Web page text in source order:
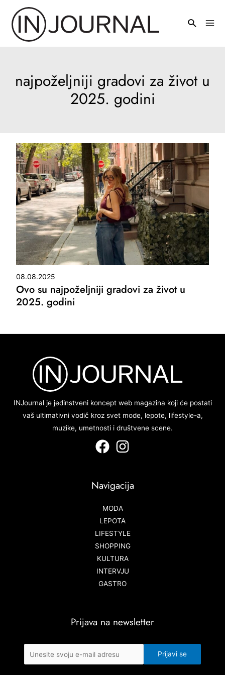
sadržaj
najpoželjniji gradovi za život u
2025. godini
08.08.2025
Ovo su najpoželjniji gradovi za život u
2025. godini
INJournal je jedinstveni koncept web magazina koji će postati
vaš ultimativni vodič kroz svet mode, lepote, lifestyle-a,
muzike, umetnosti i društvene scene.
Navigacija
MODA
LEPOTA
LIFESTYLE
SHOPPING
KULTURA
INTERVJU
GASTRO
Prijava na newsletter